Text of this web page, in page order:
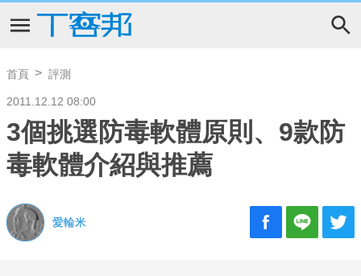
首頁 評測
2011.12.12 08:00
3個挑選防毒軟體原則、9款防
毒軟體介紹與推薦
愛輪米